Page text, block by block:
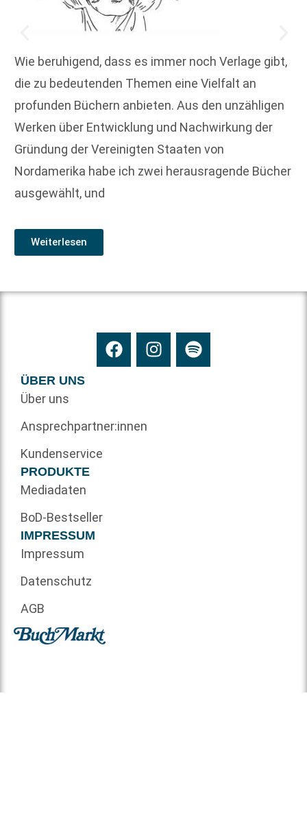
Wie beruhigend, dass es immer noch Verlage gibt,
die zu bedeutenden Themen eine Vielfalt an
profunden Büchern anbieten. Aus den unzähligen
Werken über Entwicklung und Nachwirkung der
Gründung der Vereinigten Staaten von
Nordamerika habe ich zwei herausragende Bücher
ausgewählt, und
Weiterlesen
ÜBER UNS
Über uns
Ansprechpartner:innen
Kundenservice
PRODUKTE
Mediadaten
BoD-Bestseller
IMPRESSUM
Impressum
Datenschutz
AGB